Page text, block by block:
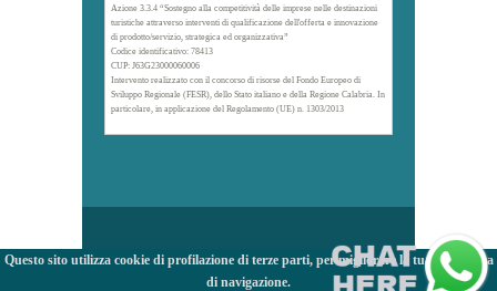
Azione 3.3.4 “Sostegno alla competitività delle imprese nelle destinazioni
turistiche attraverso interventi di qualificazione dell'offerta e innovazione
di prodotto/servizio, strategica ed organizzativa”
Codice identificativo: 78413
CUP: J63G23000060006
Intervento realizzato con il concorso di risorse del Fondo Europeo di
Sviluppo Regionale (FESR), dello Stato italiano e della Regione Calabria. In
particolare, in applicazione del Regolamento (UE) n. 1303/2013
Questo sito utilizza cookie di profilazione di terze parti, per migliorare la tua esperienza
di navigazione.